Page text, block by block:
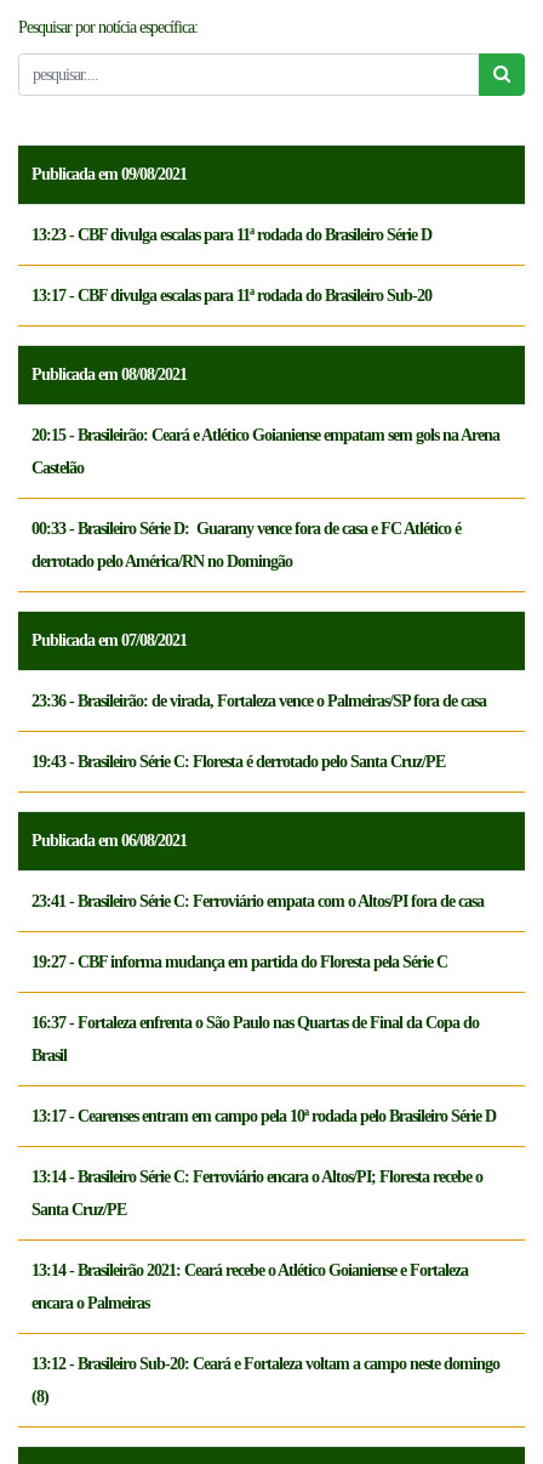
NOTICÍAS
CREDENCIAMENTO
Pesquisar por notícia específica:
Publicada em 09/08/2021
13:23 - CBF divulga escalas para 11ª rodada do Brasileiro Série D
13:17 - CBF divulga escalas para 11ª rodada do Brasileiro Sub-20
Publicada em 08/08/2021
20:15 - Brasileirão: Ceará e Atlético Goianiense empatam sem gols na Arena
Castelão
00:33 - Brasileiro Série D: Guarany vence fora de casa e FC Atlético é
derrotado pelo América/RN no Domingão
Publicada em 07/08/2021
23:36 - Brasileirão: de virada, Fortaleza vence o Palmeiras/SP fora de casa
19:43 - Brasileiro Série C: Floresta é derrotado pelo Santa Cruz/PE
Publicada em 06/08/2021
23:41 - Brasileiro Série C: Ferroviário empata com o Altos/PI fora de casa
19:27 - CBF informa mudança em partida do Floresta pela Série C
16:37 - Fortaleza enfrenta o São Paulo nas Quartas de Final da Copa do
Brasil
13:17 - Cearenses entram em campo pela 10ª rodada pelo Brasileiro Série D
13:14 - Brasileiro Série C: Ferroviário encara o Altos/PI; Floresta recebe o
Santa Cruz/PE
13:14 - Brasileirão 2021: Ceará recebe o Atlético Goianiense e Fortaleza
encara o Palmeiras
13:12 - Brasileiro Sub-20: Ceará e Fortaleza voltam a campo neste domingo
(8)